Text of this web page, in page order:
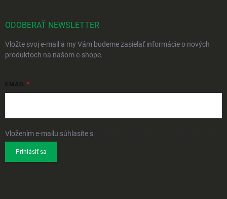
ODOBERAŤ NEWSLETTER
Vložte svoj e-mail a my Vám budeme zasielať informácie o nových
produktoch na našom e-shope.
EMAIL
Vložením e-mailu súhlasíte s
Prihlásiť sa